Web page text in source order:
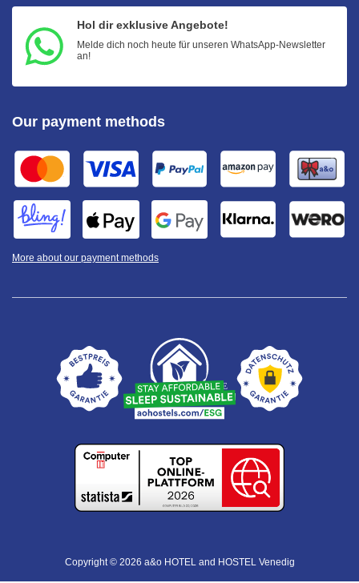
Hol dir exklusive Angebote!
Melde dich noch heute für unseren WhatsApp-Newsletter
an!
Our payment methods
More about our payment methods
Copyright © 2026 a&o HOTEL and HOSTEL Venedig